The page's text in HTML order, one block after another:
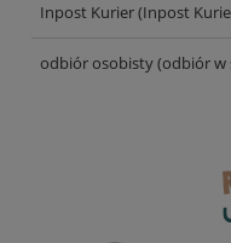
Inpost Kurier(Inpost
odbiór osobisty(odbiór w